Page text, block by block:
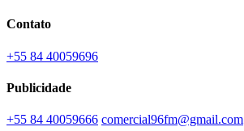
Contato
+55 84 40059696
Publicidade
+55 84 40059666 comercial96fm@gmail.com